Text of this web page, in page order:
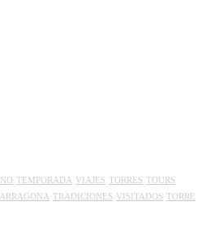
TEMPORADA VIAJES TORRES TOURS
TRADICIONES VISITADOS TORRE